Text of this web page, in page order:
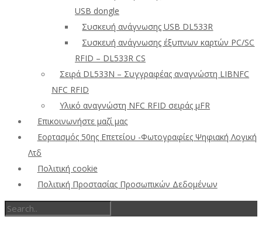
USB dongle
Συσκευή ανάγνωσης USB DL533R
Συσκευή ανάγνωσης έξυπνων καρτών PC/SC
RFID – DL533R CS
Σειρά DL533N – Συγγραφέας αναγνώστη LIBNFC
NFC RFID
Υλικό αναγνώστη NFC RFID σειράς μFR
Επικοινωνήστε μαζί μας
Εορτασμός 50ης Επετείου -Φωτογραφίες Ψηφιακή Λογική
Λτδ
Πολιτική cookie
Πολιτική Προστασίας Προσωπικών Δεδομένων